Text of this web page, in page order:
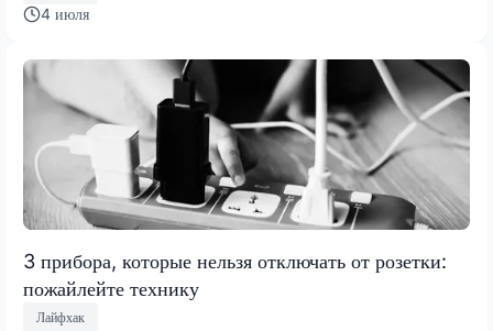
4 июля
3 прибора, которые нельзя отключать от розетки:
пожайлейте технику
Лайфхак